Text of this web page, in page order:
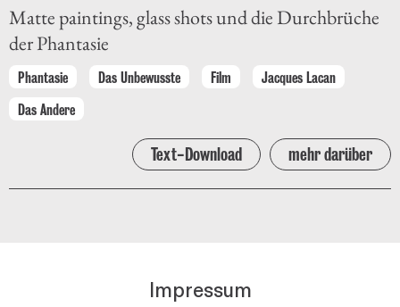
Matte paintings, glass shots und die Durchbrüche
der Phantasie
Phantasie Das Unbewusste Film
Jacques Lacan
Das Andere
Text-Download mehr darüber
Impressum